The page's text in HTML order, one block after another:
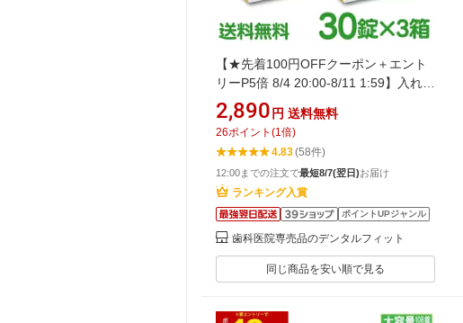
【★先着100円OFFクーポン＋エント
リーP5倍 8/4 20:00-8/11 1:59】入れ歯
洗浄剤 義歯洗浄剤 口腔内装置洗浄剤
キラリ (錠剤) 3箱セット(1箱/30粒) フ
ィジオクリーン 【送料無料】
2,890 円 送料無料
26ポイント (1倍)
4.83(58件)
12:00までの注文で最短8/7(翌日)お届け
ランキング入賞
ポイントUPジャンル
歯科医院専売品のデンタルフィット
同じ商品を安い順で見る